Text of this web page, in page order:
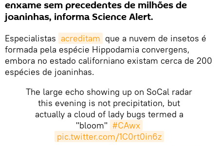
enxame sem precedentes de milhões de
joaninhas, informa Science Alert.
Especialistas acreditam que a nuvem de insetos é
formada pela espécie Hippodamia convergens,
embora no estado californiano existam cerca de 200
espécies de joaninhas.
The large echo showing up on SoCal radar
this evening is not precipitation, but
actually a cloud of lady bugs termed a
"bloom" #CAwx
pic.twitter.com/1C0rt0in6z